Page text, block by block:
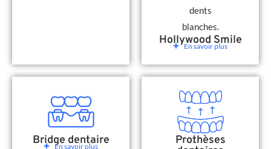
Hollywood Smile
En savoir plus
Bridge dentaire
En savoir plus Prothèses